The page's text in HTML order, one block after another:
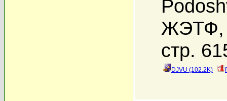
ЖЭТФ,
стр.
DJVU (102.2K)